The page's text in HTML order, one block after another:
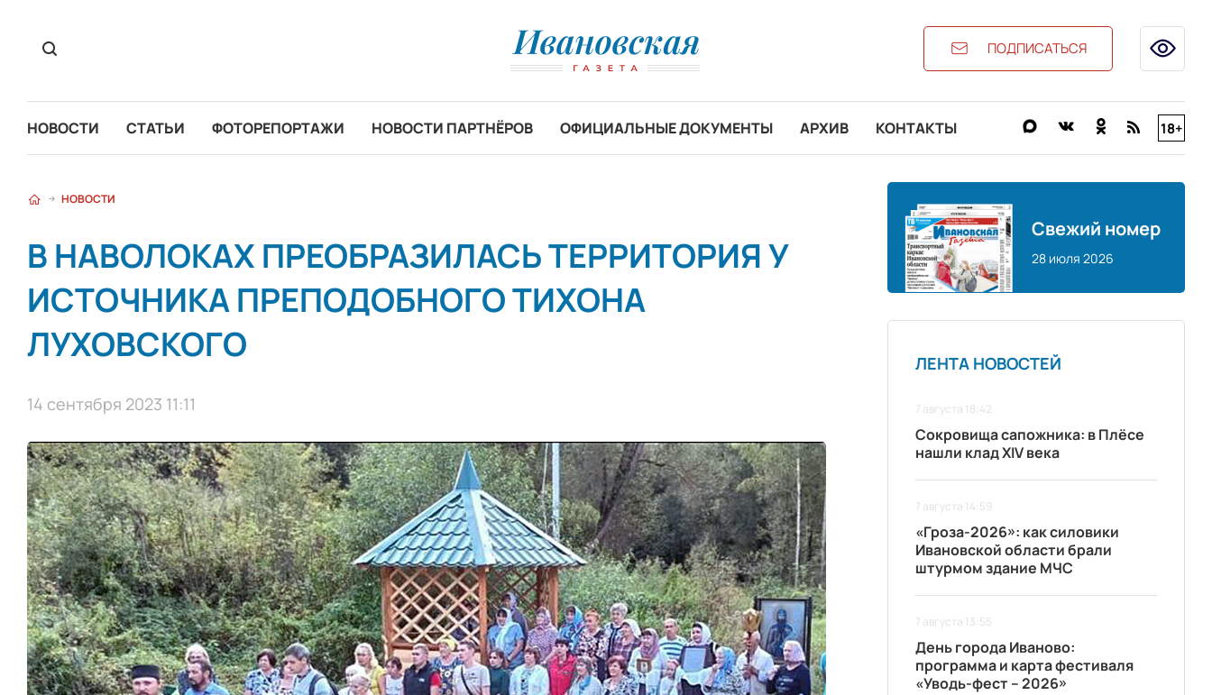
ПОДПИСАТЬСЯ
НОВОСТИ СТАТЬИ ФОТОРЕПОРТАЖИ НОВОСТИ ПАРТНЁРОВ ОФИЦИАЛЬНЫЕ ДОКУМЕНТЫ АРХИВ КОНТАКТЫ 18+
НОВОСТИ
В НАВОЛОКАХ ПРЕОБРАЗИЛАСЬ ТЕРРИТОРИЯ У
ИСТОЧНИКА ПРЕПОДОБНОГО ТИХОНА
ЛУХОВСКОГО
14 сентября 2023 11:11
Свежий номер
28 июля 2026
ЛЕНТА НОВОСТЕЙ
7 августа 18:42
Сокровища сапожника: в Плёсе
нашли клад XIV века
7 августа 14:59
«Гроза-2026»: как силовики
Ивановской области брали
штурмом здание МЧС
7 августа 13:55
День города Иваново:
программа и карта фестиваля
«Уводь-фест – 2026»